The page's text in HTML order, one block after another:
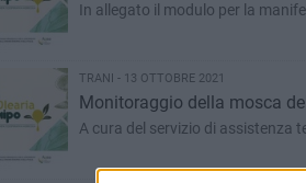
In allegato il modulo per la
TRANI - 13 OTTOBRE 2021
Monitoraggio della mosca
A cura del servizio di assistenza